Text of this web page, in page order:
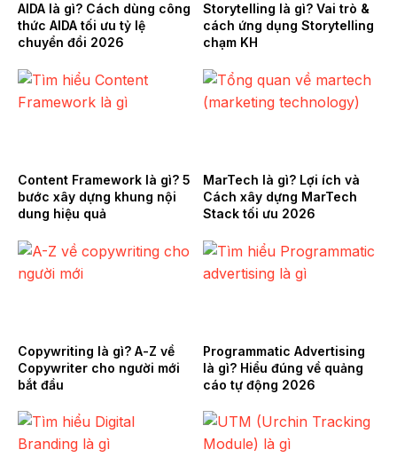
AIDA là gì? Cách dùng công
thức AIDA tối ưu tỷ lệ
chuyển đổi 2026
Storytelling là gì? Vai trò &
cách ứng dụng Storytelling
chạm KH
Content Framework là gì? 5
bước xây dựng khung nội
dung hiệu quả
MarTech là gì? Lợi ích và
Cách xây dựng MarTech
Stack tối ưu 2026
Copywriting là gì? A-Z về
Copywriter cho người mới
bắt đầu
Programmatic Advertising
là gì? Hiểu đúng về quảng
cáo tự động 2026